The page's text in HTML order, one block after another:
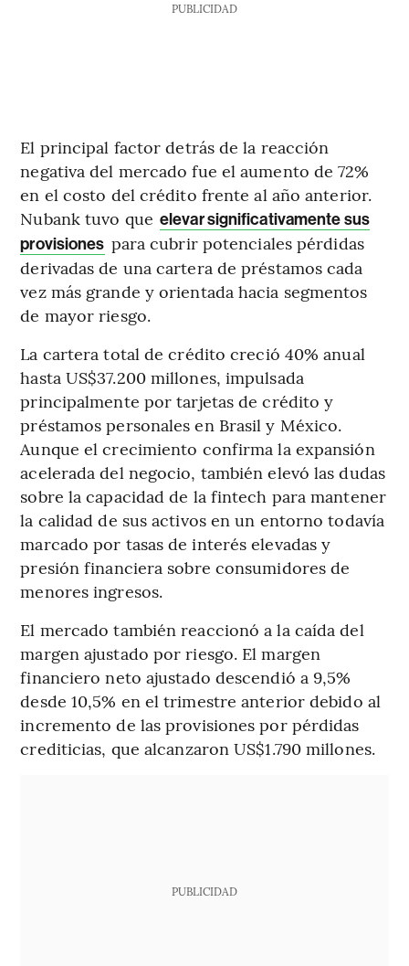
PUBLICIDAD
El principal factor detrás de la reacción
negativa del mercado fue el aumento de 72%
en el costo del crédito frente al año anterior.
Nubank tuvo que elevar significativamente sus
provisiones para cubrir potenciales pérdidas
derivadas de una cartera de préstamos cada
vez más grande y orientada hacia segmentos
de mayor riesgo.
La cartera total de crédito creció 40% anual
hasta US$37.200 millones, impulsada
principalmente por tarjetas de crédito y
préstamos personales en Brasil y México.
Aunque el crecimiento confirma la expansión
acelerada del negocio, también elevó las dudas
sobre la capacidad de la fintech para mantener
la calidad de sus activos en un entorno todavía
marcado por tasas de interés elevadas y
presión financiera sobre consumidores de
menores ingresos.
El mercado también reaccionó a la caída del
margen ajustado por riesgo. El margen
financiero neto ajustado descendió a 9,5%
desde 10,5% en el trimestre anterior debido al
incremento de las provisiones por pérdidas
crediticias, que alcanzaron US$1.790 millones.
PUBLICIDAD